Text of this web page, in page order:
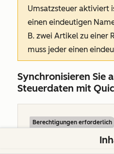
Umsatzsteuer aktiviert
einen eindeutigen
B. zwei Artikel zu einer
muss jeder einen
Synchronisieren Sie
Steuerdaten mit
Berechtigungen erforderlich
oder